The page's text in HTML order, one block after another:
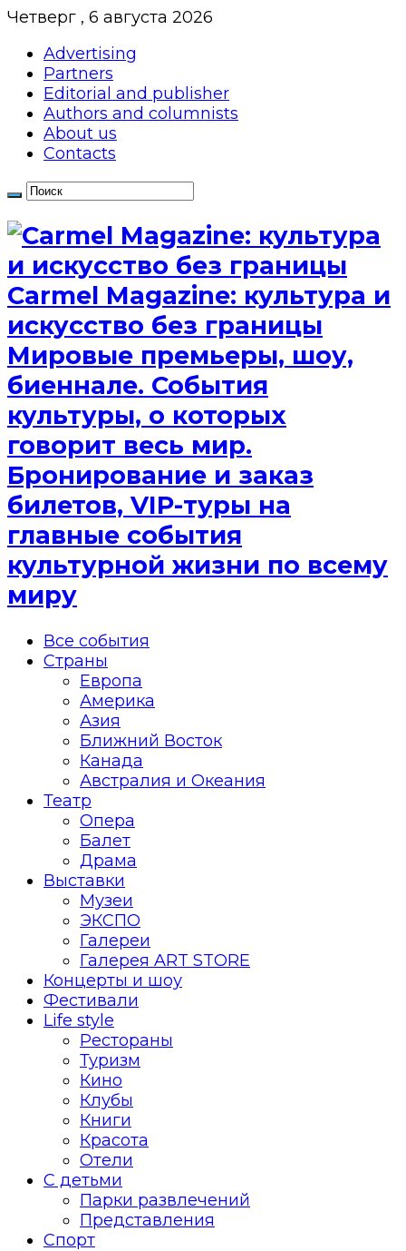
Четверг , 6 августа 2026
Advertising
Partners
Editorial and publisher
Authors and columnists
About us
Contacts
Сarmel Magazine: культура и
искусство без границы
Мировые премьеры, шоу,
биеннале. События
культуры, о которых
говорит весь мир.
Бронирование и заказ
билетов, VIP-туры на
главные события
культурной жизни по всему
миру
Все события
Страны
Европа
Америка
Азия
Ближний Восток
Канада
Австралия и Океания
Театр
Опера
Балет
Драма
Выставки
Музеи
ЭКСПО
Галереи
Галерея ART STORE
Концерты и шоу
Фестивали
Life style
Рестораны
Туризм
Кино
Клубы
Книги
Красота
Отели
С детьми
Парки развлечений
Представления
Спорт